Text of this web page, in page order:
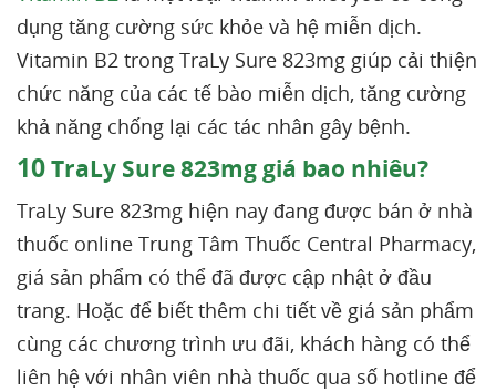
dụng tăng cường sức khỏe và hệ miễn dịch.
Vitamin B2 trong TraLy Sure 823mg giúp cải thiện
chức năng của các tế bào miễn dịch, tăng cường
khả năng chống lại các tác nhân gây bệnh.
10TraLy Sure 823mg giá bao nhiêu?
TraLy Sure 823mg hiện nay đang được bán ở nhà
thuốc online Trung Tâm Thuốc Central Pharmacy,
giá sản phẩm có thể đã được cập nhật ở đầu
trang. Hoặc để biết thêm chi tiết về giá sản phẩm
cùng các chương trình ưu đãi, khách hàng có thể
liên hệ với nhân viên nhà thuốc qua số hotline để